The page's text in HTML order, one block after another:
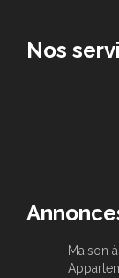
Nos
Maison